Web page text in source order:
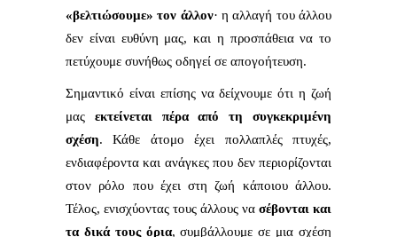
«βελτιώσουμε» τον άλλον· η αλλαγή του άλλου
δεν είναι ευθύνη μας, και η προσπάθεια να το
πετύχουμε συνήθως οδηγεί σε απογοήτευση.
Σημαντικό είναι επίσης να δείχνουμε ότι η ζωή
μας εκτείνεται πέρα από τη συγκεκριμένη
σχέση. Κάθε άτομο έχει πολλαπλές πτυχές,
ενδιαφέροντα και ανάγκες που δεν περιορίζονται
στον ρόλο που έχει στη ζωή κάποιου άλλου.
Τέλος, ενισχύοντας τους άλλους να σέβονται και
τα δικά τους όρια, συμβάλλουμε σε μια σχέση